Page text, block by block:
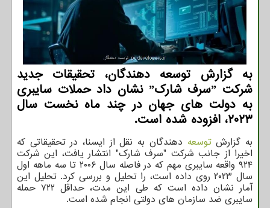
به گزارش توسعه دهندگان، تحقیقات جدید
شرکت ˮسرف شارکˮ نشان داد حملات سایبری
به دولت های جهان در چند ماه نخست سال
۲۰۲۳، افزوده شده است.
به گزارشتوسعه دهندگان به نقل از ایسنا، در تحقیقاتی که
اخیرا از جانب شرکت "سرف شارک" انتشار یافت، این شرکت
۹۲۴ واقعه سایبری مهم که در فاصله سال ۲۰۰۶ تا سه ماهه اول
سال ۲۰۲۳ روی داده است، را تحلیل و بررسی کرد. تحلیل این
آمار نشان داده است که طی این مدت، حداقل ۷۲۲ حمله
سایبری ضد سازمان های دولتی انجام شده است.